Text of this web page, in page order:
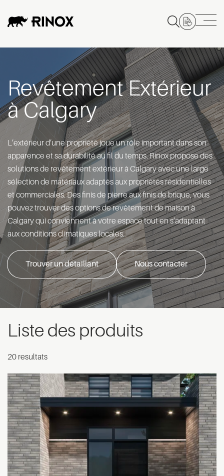
Revêtement Extérieur
à Calgary
L’extérieur d’une propriété joue un rôle important dans son
apparence et sa durabilité au fil du temps. Rinox propose des
solutions de revêtement extérieur à Calgary avec une large
sélection de matériaux adaptés aux propriétés résidentielles
et commerciales. Des finis de pierre aux finis de brique, vous
pouvez trouver des options de revêtement de maison à
Calgary qui conviennent à votre espace tout en s’adaptant
aux conditions climatiques locales.
Trouver un détaillant Nous contacter
Liste des produits
20 resultats